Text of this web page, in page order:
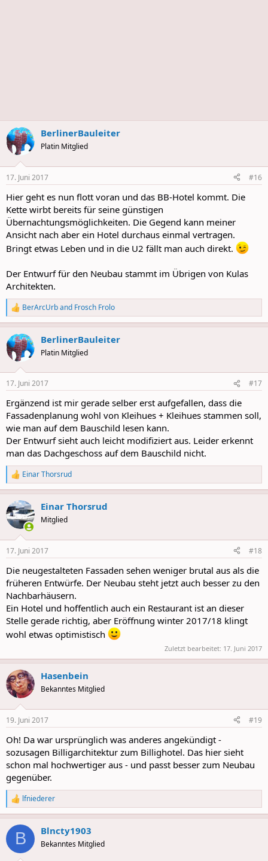
BerlinerBauleiter
Platin Mitglied
17. Juni 2017 #16
Hier geht es nun flott voran und das BB-Hotel kommt. Die
Kette wirbt bereits für seine günstigen
Übernachtungsmöglichkeiten. Die Gegend kann meiner
Ansicht nach aber ein Hotel durchaus einmal vertragen.
Bringt etwas Leben und in die U2 fällt man auch direkt.
Der Entwurf für den Neubau stammt im Übrigen von Kulas
Architekten.
R
e
a
c
t
i
s
BerArcUrband Frosch Frolo
BerlinerBauleiter
Platin Mitglied
17. Juni 2017 #17
Ergänzend ist mir gerade selber erst aufgefallen, dass die
Fassadenplanung wohl von Kleihues + Kleihues stammen soll,
wie man auf dem Bauschild lesen kann.
Der Entwurf sieht auch leicht modifiziert aus. Leider erkennt
man das Dachgeschoss auf dem Bauschild nicht.
R
e
a
c
t
i
s
Einar Thorsrud
Einar Thorsrud
Mitglied
17. Juni 2017 #18
Die neugestalteten Fassaden sehen weniger brutal aus als die
früheren Entwürfe. Der Neubau steht jetzt auch besser zu den
Nachbarhäusern.
Ein Hotel und hoffentlich auch ein Restaurant ist an dieser
Stelle gerade richtig, aber Eröffnung winter 2017/18 klingt
wohl etwas optimistisch
Zuletzt bearbeitet: 17. Juni 2017
Hasenbein
Bekanntes Mitglied
19. Juni 2017 #19
Oh! Da war ursprünglich was anderes angekündigt -
sozusagen Billigarchitektur zum Billighotel. Das hier sieht
schon mal hochwertiger aus - und passt besser zum Neubau
gegenüber.
R
e
a
c
i
lfniederer
B Blncty1903
Bekanntes Mitglied